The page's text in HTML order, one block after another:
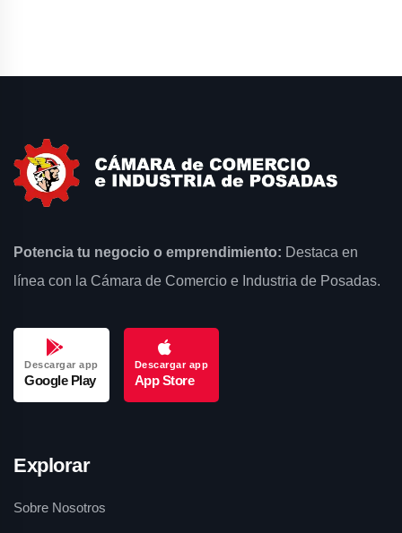
Potencia tu negocio o emprendimiento: Destaca en
línea con la Cámara de Comercio e Industria de Posadas.
Descargar app
Google Play
Descargar app
App Store
Explorar
Sobre Nosotros